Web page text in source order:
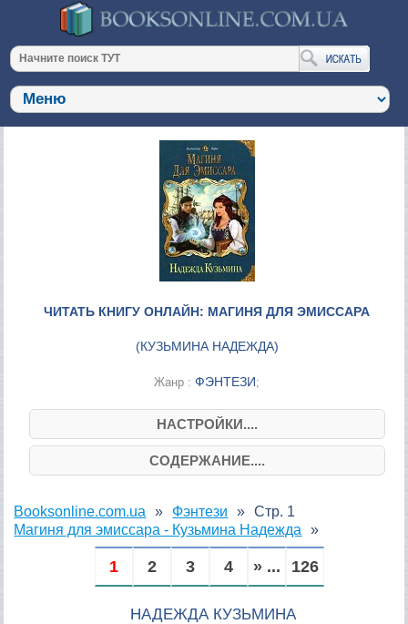
ЧИТАТЬ КНИГУ ОНЛАЙН: МАГИНЯ ДЛЯ ЭМИССАРА
(КУЗЬМИНА НАДЕЖДА)
Жанр :ФЭНТЕЗИ;
НАСТРОЙКИ....
СОДЕРЖАНИЕ....
Booksonline.com.ua
Фэнтези
Магиня для эмиссара - Кузьмина Надежда
Стр. 1
1 2 3 4 » ... 126
НАДЕЖДА КУЗЬМИНА